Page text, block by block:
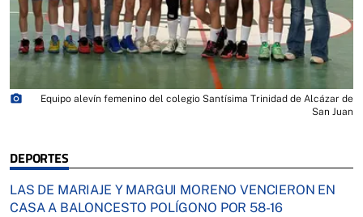
DEPORTES
LAS DE MARIAJE Y MARGUI MORENO VENCIERON EN
CASA A BALONCESTO POLÍGONO POR 58-16
photo_camera
Equipo alevín femenino del colegio Santísima Trinidad de Alcázar de
San Juan